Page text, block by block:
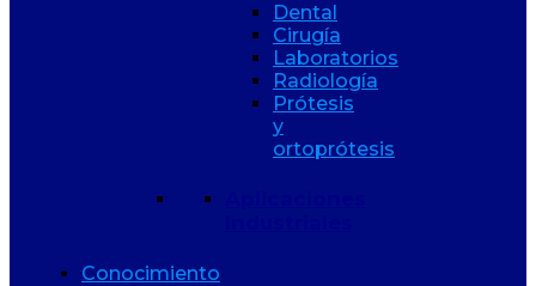
Dental
Cirugía
Laboratorios
Radiología
Prótesis
y
ortoprótesis
Conocimiento